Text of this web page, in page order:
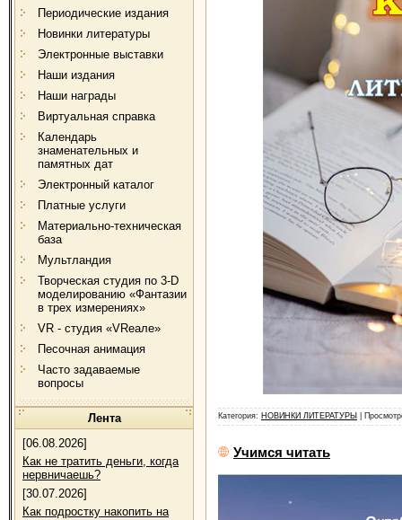
Периодические издания
Новинки литературы
Электронные выставки
Наши издания
Наши награды
Виртуальная справка
Календарь
знаменательных и
памятных дат
Электронный каталог
Платные услуги
Материально-техническая
база
Мультландия
Творческая студия по 3-D
моделированию «Фантазии
в трех измерениях»
VR - студия «VRеале»
Песочная анимация
Часто задаваемые
вопросы
Лента
[06.08.2026]
Как не тратить деньги, когда
нервничаешь?
[30.07.2026]
Как подростку накопить на
Категория: НОВИНКИ ЛИТЕРАТУРЫ |
Учимся читать